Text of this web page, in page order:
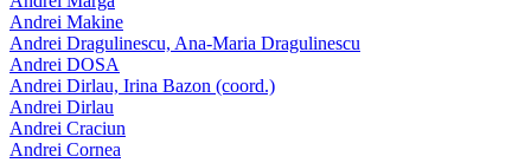
Andrei Makine
Andrei Dragulinescu, Ana-Maria Dragulinescu
Andrei DOSA
Andrei Dirlau, Irina Bazon (coord.)
Andrei Dirlau
Andrei Craciun
Andrei Cornea